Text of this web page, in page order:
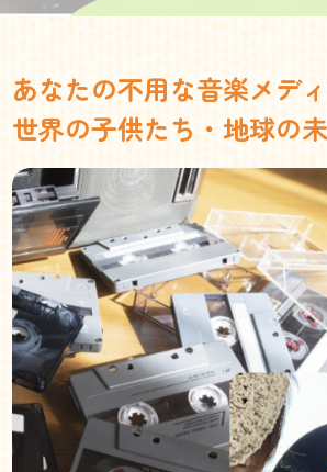
あなたの不用な音楽メデ
世界の子供たち・地球の未